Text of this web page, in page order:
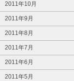
2011年10月
2011年9月
2011年8月
2011年7月
2011年6月
2011年5月